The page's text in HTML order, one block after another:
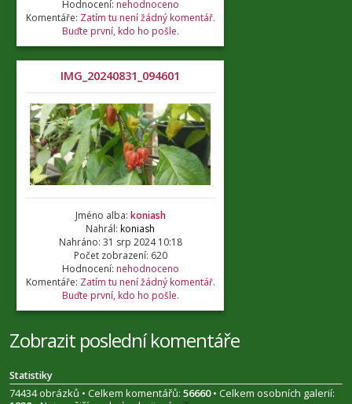
Hodnocení: nehodnoceno
Komentáře: Zatím tu není žádný komentář.
Buďte první, kdo ho pošle.
IMG_20240831_094601
Jméno alba: koniash
Nahrál: koniash
Nahráno: 31 srp 2024 10:18
Počet zobrazení: 620
Hodnocení: nehodnoceno
Komentáře: Zatím tu není žádný komentář.
Buďte první, kdo ho pošle.
Zobrazit poslední komentáře
Statistiky
74434 obrázků • Celkem komentářů: 56660• Celkem osobních galerií: